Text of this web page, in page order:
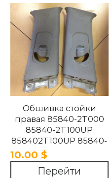
Обшивка стойки
правая 85840-2T000
85840-2T100UP
858402T100UP 85840-
2T100UP KIA Optima
2011-2018
10.00 $
Перейти